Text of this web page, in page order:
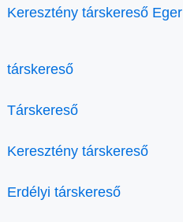
Keresztény társkereső Eger
társkereső
Társkereső
Keresztény társkereső
Erdélyi társkereső